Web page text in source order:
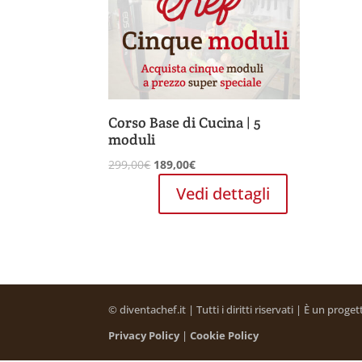
Corso Base di Cucina | 5
moduli
299,00€ Il
originale
era:
189,00€Il
attuale
è:
Vedi dettagli
© diventachef.it | Tutti i diritti riservati | È un
Privacy Policy|Cookie Policy